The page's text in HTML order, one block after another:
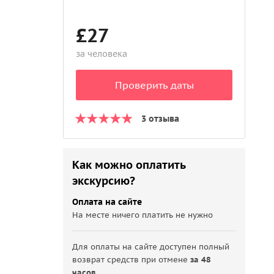
£27
за человека
Проверить даты
3 отзыва
Как можно оплатить
экскурсию?
Оплата на сайте
На месте ничего платить не нужно
Для оплаты на сайте доступен полный
возврат средств при отменеза 48